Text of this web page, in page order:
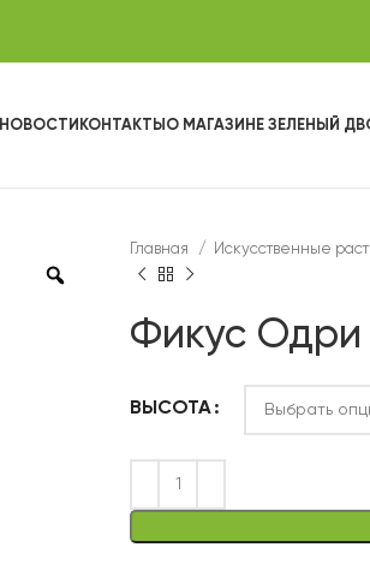
НОВОСТИ КОНТАКТЫ О МАГАЗИНЕ ЗЕЛЕНЫЙ
Главная Искусственные
Фикус Одри
ВЫСОТА